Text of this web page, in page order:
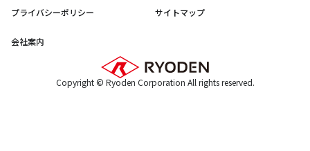
プライバシーポリシー サイトマップ
会社案内
Copyright © Ryoden Corporation All rights reserved.